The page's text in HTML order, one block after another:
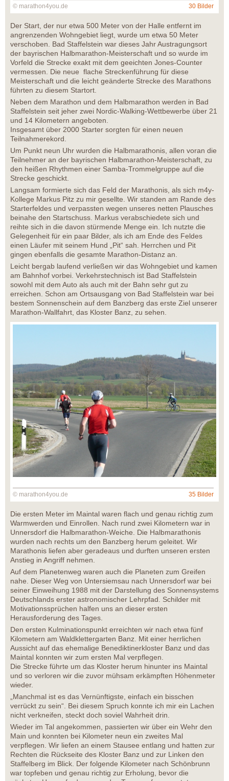
© marathon4you.de 30 Bilder
Der Start, der nur etwa 500 Meter von der Halle entfernt im
angrenzenden Wohngebiet liegt, wurde um etwa 50 Meter
verschoben. Bad Staffelstein war dieses Jahr Austragungsort
der bayrischen Halbmarathon-Meisterschaft und so wurde im
Vorfeld die Strecke exakt mit dem geeichten Jones-Counter
vermessen. Die neue flache Streckenführung für diese
Meisterschaft und die leicht geänderte Strecke des Marathons
führten zu diesem Startort.
Neben dem Marathon und dem Halbmarathon werden in Bad
Staffelstein seit jeher zwei Nordic-Walking-Wettbewerbe über 21
und 14 Kilometern angeboten.
Insgesamt über 2000 Starter sorgten für einen neuen
Teilnahmerekord.
Um Punkt neun Uhr wurden die Halbmarathonis, allen voran die
Teilnehmer an der bayrischen Halbmarathon-Meisterschaft, zu
den heißen Rhythmen einer Samba-Trommelgruppe auf die
Strecke geschickt.
Langsam formierte sich das Feld der Marathonis, als sich m4y-
Kollege Markus Pitz zu mir gesellte. Wir standen am Rande des
Starterfeldes und verpassten wegen unseres netten Plausches
beinahe den Startschuss. Markus verabschiedete sich und
reihte sich in die davon stürmende Menge ein. Ich nutzte die
Gelegenheit für ein paar Bilder, als ich am Ende des Feldes
einen Läufer mit seinem Hund „Pit“ sah. Herrchen und Pit
gingen ebenfalls die gesamte Marathon-Distanz an.
Leicht bergab laufend verließen wir das Wohngebiet und kamen
am Bahnhof vorbei. Verkehrstechnisch ist Bad Staffelstein
sowohl mit dem Auto als auch mit der Bahn sehr gut zu
erreichen. Schon am Ortsausgang von Bad Staffelstein war bei
bestem Sonnenschein auf dem Banzberg das erste Ziel unserer
Marathon-Wallfahrt, das Kloster Banz, zu sehen.
© marathon4you.de 35 Bilder
Die ersten Meter im Maintal waren flach und genau richtig zum
Warmwerden und Einrollen. Nach rund zwei Kilometern war in
Unnersdorf die Halbmarathon-Weiche. Die Halbmarathonis
wurden nach rechts um den Banzberg herum geleitet. Wir
Marathonis liefen aber geradeaus und durften unseren ersten
Anstieg in Angriff nehmen.
Auf dem Planetenweg waren auch die Planeten zum Greifen
nahe. Dieser Weg von Untersiemsau nach Unnersdorf war bei
seiner Einweihung 1988 mit der Darstellung des Sonnensystems
Deutschlands erster astronomischer Lehrpfad. Schilder mit
Motivationssprüchen halfen uns an dieser ersten
Herausforderung des Tages.
Den ersten Kulminationspunkt erreichten wir nach etwa fünf
Kilometern am Waldklettergarten Banz. Mit einer herrlichen
Aussicht auf das ehemalige Benediktinerkloster Banz und das
Maintal konnten wir zum ersten Mal verpflegen.
Die Strecke führte um das Kloster herum hinunter ins Maintal
und so verloren wir die zuvor mühsam erkämpften Höhenmeter
wieder.
„Manchmal ist es das Vernünftigste, einfach ein bisschen
verrückt zu sein“. Bei diesem Spruch konnte ich mir ein Lachen
nicht verkneifen, steckt doch soviel Wahrheit drin.
Wieder im Tal angekommen, passierten wir über ein Wehr den
Main und konnten bei Kilometer neun ein zweites Mal
verpflegen. Wir liefen an einem Stausee entlang und hatten zur
Rechten die Rückseite des Kloster Banz und zur Linken den
Staffelberg im Blick. Der folgende Kilometer nach Schönbrunn
war topfeben und genau richtig zur Erholung, bevor die